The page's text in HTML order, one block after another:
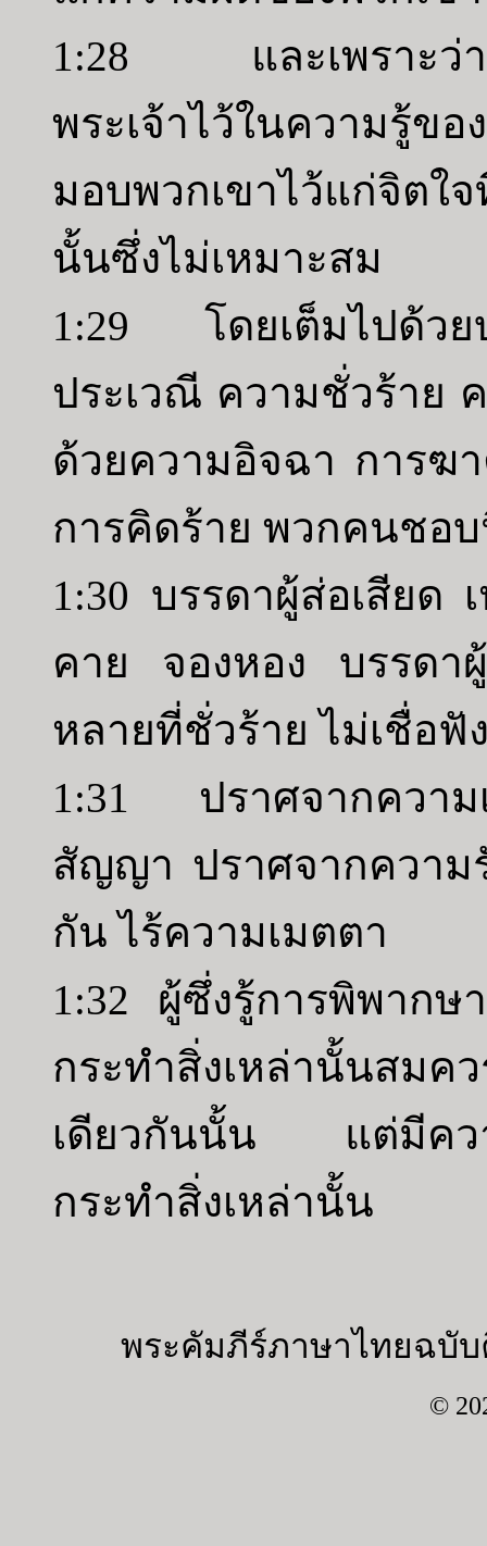
1:28 และเพราะว่าพ
พระเจ้าไว้ในความรู้ข
มอบพวกเขาไว้แก่จิตใ
นั้นซึ่งไม่เหมาะสม
1:29 โดยเต็มไปด้ว
ประเวณี ความชั่วร้าย
ด้วยความอิจฉา การฆ
การคิดร้าย พวกคนชอ
1:30 บรรดาผู้ส่อเสียด
คาย จองหอง บรรดา
หลายที่ชั่วร้าย ไม่เชื่อฟั
1:31 ปราศจากควา
สัญญา ปราศจากความ
กัน ไร้ความเมตตา
1:32 ผู้ซึ่งรู้การพิพากษ
กระทำสิ่งเหล่านั้นสมค
เดียวกันนั้น แต่มีควา
กระทำสิ่งเหล่านั้น
พระคัมภีร์ภาษาไทยฉบับ
©